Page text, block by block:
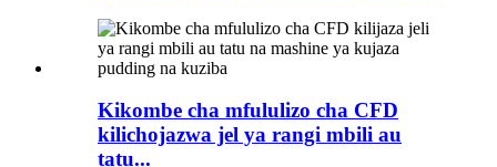
Kikombe cha mfululizo cha CFD
kilichojazwa jel ya rangi mbili au
tatu...